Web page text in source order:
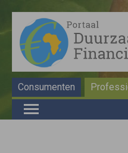
Consumenten